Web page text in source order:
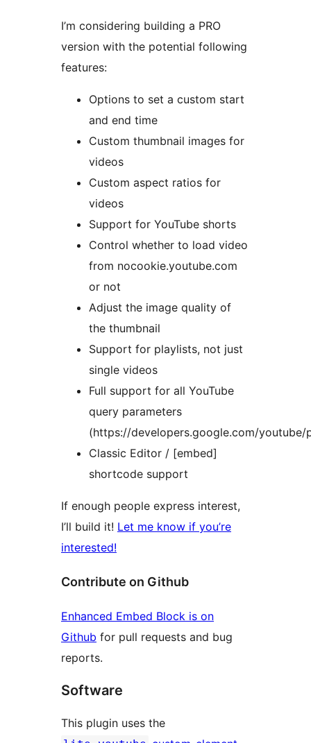
I’m considering building a PRO
version with the potential following
features:
Options to set a custom start
and end time
Custom thumbnail images for
videos
Custom aspect ratios for
videos
Support for YouTube shorts
Control whether to load video
from nocookie.youtube.com
or not
Adjust the image quality of
the thumbnail
Support for playlists, not just
single videos
Full support for all YouTube
query parameters
(https://developers.google.com/youtube/
Classic Editor / [embed]
shortcode support
If enough people express interest,
I’ll build it! Let me know if you’re
interested!
Contribute on Github
Enhanced Embed Block is on
Github for pull requests and bug
reports.
Software
This plugin uses the